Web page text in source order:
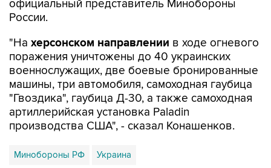
"Нахерсонском направлении
военнослужащих, две боевые бронированные
машины, три автомобиля, самоходная гаубица
"Гвоздика", гаубица Д-30, а также самоходная
артиллерийская установка Paladin
производства США", - сказал Конашенков.
Минобороны РФ Украина